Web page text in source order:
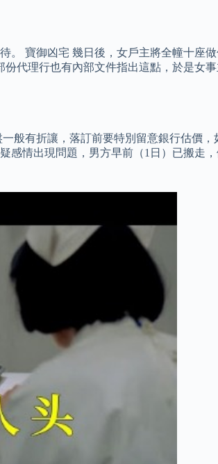
寶御凶宅 幾日後，女戶主將全幢十座
代理行也有內部文件指出這點，於是女
般有折讓，落訂前要特別留意銀行估價
情出現問題，男方早前（1日）已搬走